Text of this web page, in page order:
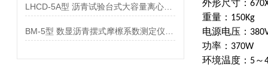
外形尺寸：
重量：150Kg
电源电压：
功率：370W
环境温度：5